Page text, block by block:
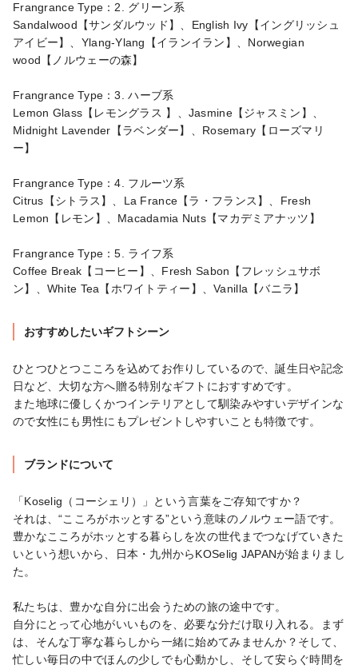
Frangrance Type：2. グリーン系
Sandalwood【サンダルウッド】、English Ivy【イングリッシュ
アイビー】、Ylang-Ylang【イランイラン】、Norwegian
wood【ノルウェーの森】
Frangrance Type：3. ハーブ系
Lemon Glass【レモングラス 】、Jasmine【ジャスミン】、
Midnight Lavender【ラベンダー】、Rosemary【ローズマリ
ー】
Frangrance Type：4. フルーツ系
Citrus【シトラス】、La France【ラ・フランス】、Fresh
Lemon【レモン】、Macadamia Nuts【マカデミアナッツ】
Frangrance Type：5. ライフ系
Coffee Break【コーヒー】、Fresh Sabon【フレッシュサボ
ン】、White Tea【ホワイトティー】、Vanilla【バニラ】
おすすめしたいギフトシーン
ひとつひとつこころを込めてお作りしているので、誕生日や記念
日など、大切な方へ贈る特別なギフトにおすすめです。
また地球に優しくかつインテリアとして馴染みやすいデザインな
ので女性にも男性にもプレゼントしやすいことも特徴です。
ブランドについて
「Koselig（コーシェリ）」という言葉をご存知ですか？
それは、“こころがホッとする”という意味のノルウェー語です。
豊かなこころがホッとする暮らしを次の世代までつなげていきた
いという想いから、日本・九州からKOSelig JAPANが始まりまし
た。
私たちは、豊かな自分に出会うための旅の途中です。
自分にとって心地がいいものを、必要な分だけ取り入れる。まず
は、そんな丁寧な暮らしから一緒に始めてみませんか？そして、
忙しい毎日の中でほんの少しでも心動かし、そして安らぐ時間を